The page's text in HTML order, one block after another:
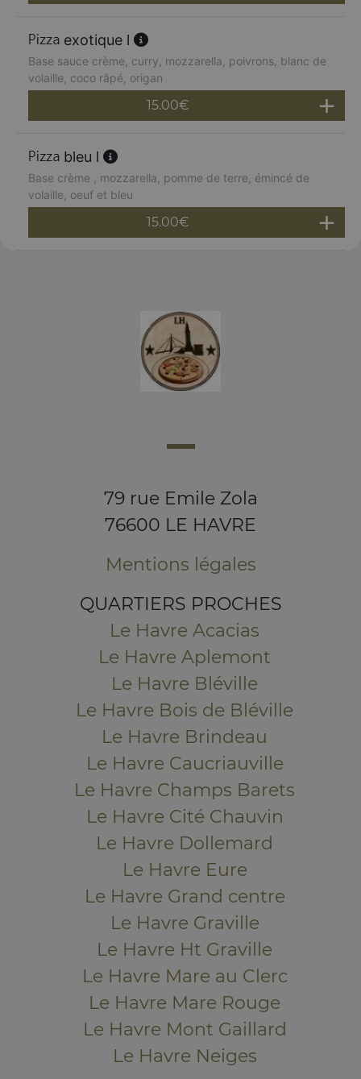
exotique l
Base sauce crème, curry, mozzarella, poivrons, blanc de
volaille, coco râpé, origan
15.00€
bleu l
Base crème , mozzarella, pomme de terre, émincé de
volaille, oeuf et bleu
15.00€
79 rue Emile Zola
76600 LE HAVRE
Mentions légales
QUARTIERS PROCHES
Le Havre Acacias
Le Havre Aplemont
Le Havre Bléville
Le Havre Bois de Bléville
Le Havre Brindeau
Le Havre Caucriauville
Le Havre Champs Barets
Le Havre Cité Chauvin
Le Havre Dollemard
Le Havre Eure
Le Havre Grand centre
Le Havre Graville
Le Havre Ht Graville
Le Havre Mare au Clerc
Le Havre Mare Rouge
Le Havre Mont Gaillard
Le Havre Neiges